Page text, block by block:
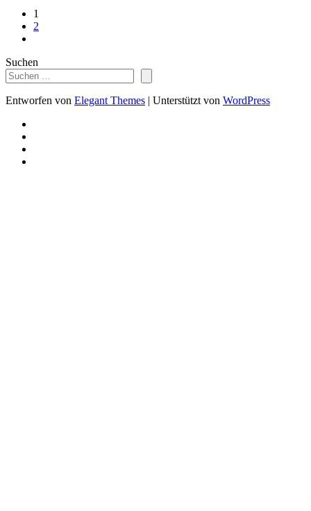
1
2
Suchen
Entworfen von Elegant Themes | Unterstützt von WordPress